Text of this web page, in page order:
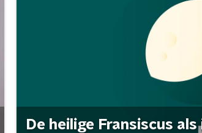
De heilige Fransiscus